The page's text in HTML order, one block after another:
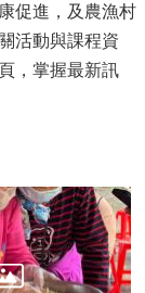
促進，及農漁村
活動與課程資
，掌握最新訊